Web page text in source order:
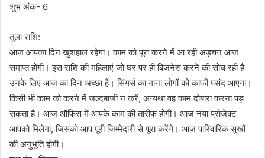
शुभ अंक- 6
तुला राशि:
आज आपका दिन खुशहाल रहेगा। काम को पूरा करने में आ रही अड़चन आज
समाप्त होंगी। इस राशि की महिलाएं जो घर पर ही बिजनेस करने की सोच रही है
उनके लिए आज का दिन अच्छा है। सिंगर्स का गाना लोगों को काफी पसंद आएगा।
किसी भी काम को करने में जल्दबाजी न करें, अन्यथा वह काम दोबारा करना पड़
सकता है। आज ऑफिस में आपके काम की तारीफ होगी। आज नया प्रोजेक्ट
आपको मिलेगा, जिसको आप पूरी जिम्मेदारी से पूरा करेंगे। आज पारिवारिक सुखों
की अनुभूति होगी।